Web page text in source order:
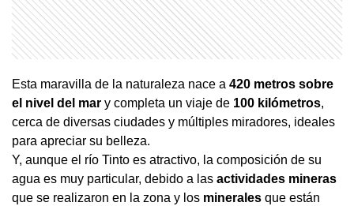
Esta maravilla de la naturaleza nace a 420 metros sobre
el nivel del mar y completa un viaje de 100 kilómetros,
cerca de diversas ciudades y múltiples miradores, ideales
para apreciar su belleza.
Y, aunque el río Tinto es atractivo, la composición de su
agua es muy particular, debido a las actividades mineras
que se realizaron en la zona y los minerales que están